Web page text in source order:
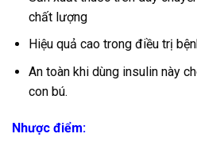
chất lượng
Hiệu quả cao trong điều trị
An toàn khi dùng insulin này
con bú.
Nhược điểm: